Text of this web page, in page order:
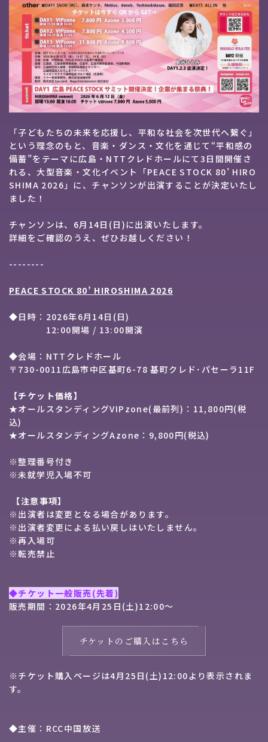
「子どもたちの未来を応援し、平和な社会を次世代へ繋ぐ」
という理念のもと、音楽・ダンス・文化を通じて“平和感の
備蓄”をテーマに広島・NTTクレドホールにて3日間開催さ
れる、大型音楽・文化イベント「PEACE STOCK 80’ HIRO
SHIMA 2026」に、チャンソンが出演することが決定いたし
ました！
チャンソンは、6月14日(日)に出演いたします。
詳細をご確認のうえ、ぜひお越しください！
--------
PEACE STOCK 80’ HIROSHIMA 2026
◆日時：2026年6月14日(日)
12:00開場 / 13:00開演
◆会場：NTTクレドホール
〒730-0011広島市中区基町6-78 基町クレド･パセーラ11F
【チケット価格】
★オールスタンディングVIPzone(最前列)：11,800円(税
込)
★オールスタンディングAzone：9,800円(税込)
※整理番号付き
※未就学児入場不可
【注意事項】
※出演者は変更となる場合があります。
※出演者変更による払い戻しはいたしません。
※再入場可
※転売禁止
◆チケット一般販売(先着)
販売期間：2026年4月25日(土)12:00～
チケットのご購入はこちら
※チケット購入ページは4月25日(土)12:00より表示されま
す。
◆主催：RCC中国放送